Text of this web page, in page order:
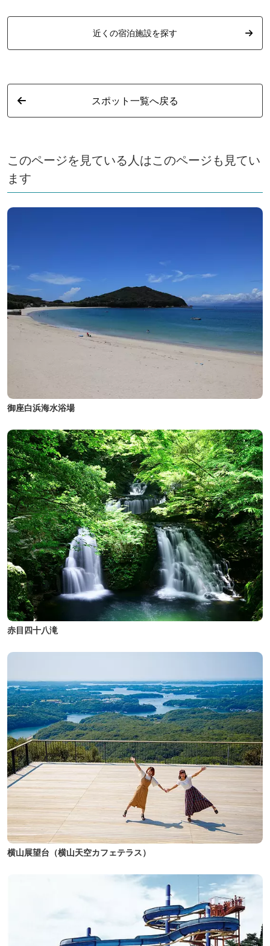
近くの宿泊施設を探す
スポット一覧へ戻る
このページを見ている人はこのページも見てい
ます
御座白浜海水浴場
赤目四十八滝
横山展望台（横山天空カフェテラス）